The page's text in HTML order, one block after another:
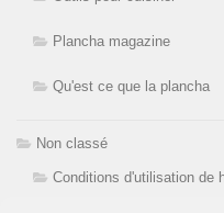
Plancha magazine
Qu'est ce que la plancha
Non classé
Conditions d'utilisation de